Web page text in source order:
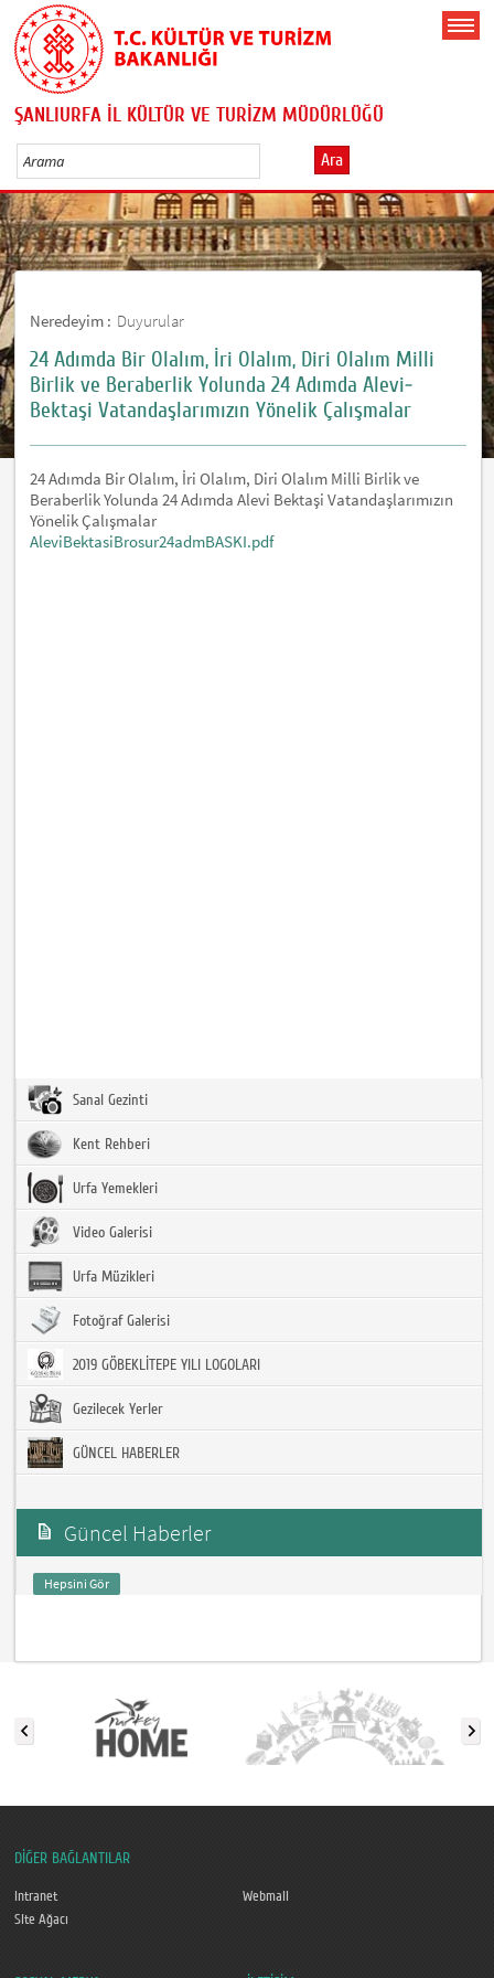
ŞANLIURFA İL KÜLTÜR VE TURİZM MÜDÜRLÜĞÜ
Ara
Neredeyim : Duyurular
24 Adımda Bir Olalım, İri Olalım, Diri Olalım Milli
Birlik ve Beraberlik Yolunda 24 Adımda Alevi­
Bektaşi Vatandaşlarımızın Yönelik Çalışmalar
24 Adımda Bir Olalım, İri Olalım, Diri Olalım Milli Birlik ve
Beraberlik Yolunda 24 Adımda Alevi­ Bektaşi Vatandaşlarımızın
Yönelik Çalışmalar
AleviBektasiBrosur24admBASKI.pdf
Sanal Gezinti
Kent Rehberi
Urfa Yemekleri
Video Galerisi
Urfa Müzikleri
Fotoğraf Galerisi
2019 GÖBEKLİTEPE YILI LOGOLARI
Gezilecek Yerler
GÜNCEL HABERLER
Güncel Haberler
Hepsini Gör
DİĞER BAĞLANTILAR
Intranet
Webmail
Site Ağacı